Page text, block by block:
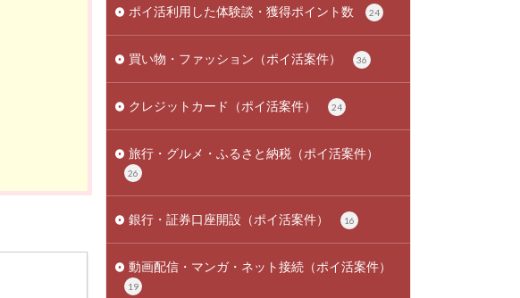
ポイ活利用した体験談・獲得ポイント数 24
買い物・ファッション（ポイ活案件） 36
クレジットカード（ポイ活案件） 24
旅行・グルメ・ふるさと納税（ポイ活案件）
26
銀行・証券口座開設（ポイ活案件） 16
動画配信・マンガ・ネット接続（ポイ活案件）
19